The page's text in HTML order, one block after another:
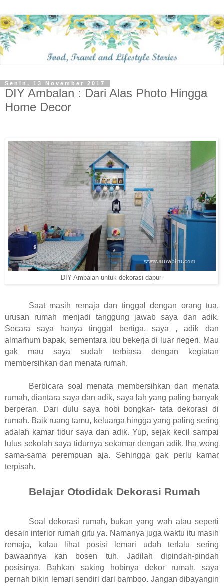
Senin, 13 November 2017
DIY Ambalan : Dari Alas Photo Hingga
Home Decor
DIY Ambalan untuk dekorasi dapur
Saat masih remaja dan tinggal dengan orang tua,
urusan rumah menjadi tanggung jawab saya dan adik.
Secara saya hanya tinggal bertiga, saya , adik dan
almarhum bapak, sementara ibu bekerja di luar negeri. Mau
gak mau saya sudah terbiasa dengan kegiatan
membersihkan dan menata rumah.
Berbicara soal menata membersihkan dan menata
rumah, diantara saya dan adik, saya lah yang paling banyak
berperan. Dari dulu saya hobi bongkar- tata dekorasi di
rumah. Baik ruang tamu, keluarga hingga yang paling sering
adalah kamar tidur saya dan adik. Yup, sejak kecil sampai
lulus sekolah saya tidurnya sekamar dengan adik, lha wong
sama-sama perempuan aja. Sehingga gak perlu kamar
terpisah.
Belajar Otodidak Dekorasi Rumah
Soal dekorasi rumah, bukan yang wah atau seperti
desain interior rumah gitu ya. Namanya juga waktu itu masih
remaja, kalau lihat posisi lemari udah terlalu sering
bawaannya kan bosen tuh. Jadilah dipindah-pindah
posisinya. Bahkan saking hobinya dekor rumah, saya
pernah bikin lemari sendiri dari bamboo. Jangan dibayangin